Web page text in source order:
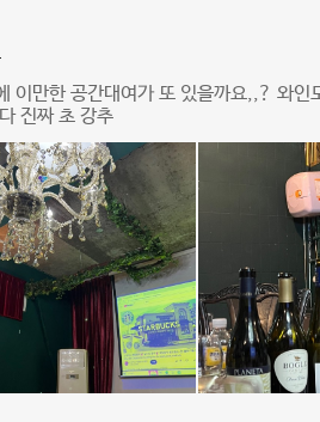
이만한 공간대여가 또 있을까요,,? 와인
진짜 초 강추